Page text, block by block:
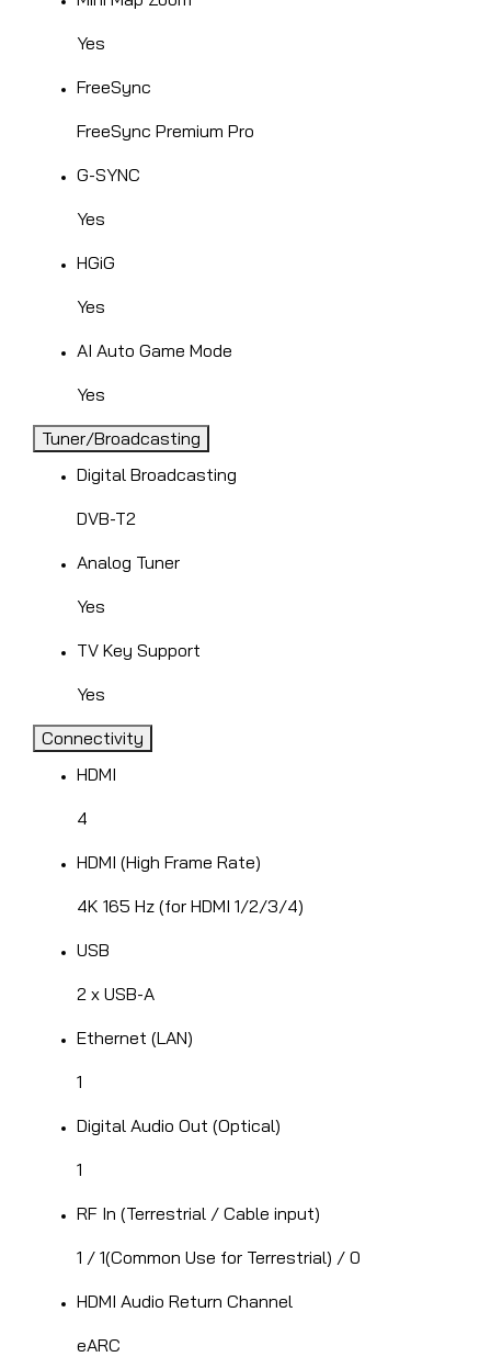
Yes
FreeSync
FreeSync Premium Pro
G-SYNC
Yes
HGiG
Yes
AI Auto Game Mode
Yes
Tuner/Broadcasting
Digital Broadcasting
DVB-T2
Analog Tuner
Yes
TV Key Support
Yes
Connectivity
HDMI
4
HDMI (High Frame Rate)
4K 165 Hz (for HDMI 1/2/3/4)
USB
2 x USB-A
Ethernet (LAN)
1
Digital Audio Out (Optical)
1
RF In (Terrestrial / Cable input)
1 / 1(Common Use for Terrestrial) / 0
HDMI Audio Return Channel
eARC